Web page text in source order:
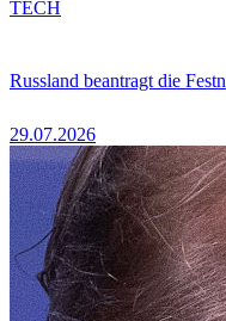
Russland beantragt die
29.07.2026
TECH